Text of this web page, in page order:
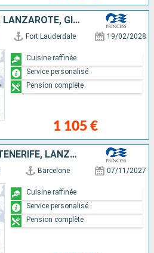
ÉTATS-UNIS, TENERIFE, LANZAROTE, GIBRALTAR, ESPAGNE, MAJORQUE
Fort Lauderdale 19/02/2028
1 105 €
Cuisine raffinée
Service personalisé
Pension complète
ESPAGNE, GIBRALTAR, TENERIFE, LANZAROTE, PORTUGAL, ÉTATS-UNIS
Barcelone 07/11/2027
Cuisine raffinée
Service personalisé
Pension complète